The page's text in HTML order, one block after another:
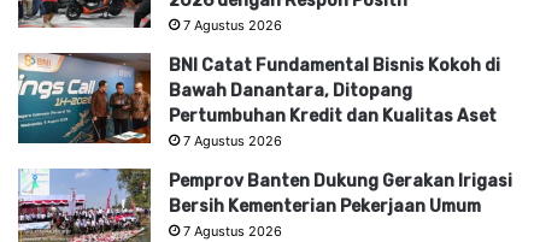
7 Agustus 2026
BNI Catat Fundamental Bisnis Kokoh di
Bawah Danantara, Ditopang
Pertumbuhan Kredit dan Kualitas Aset
7 Agustus 2026
Pemprov Banten Dukung Gerakan Irigasi
Bersih Kementerian Pekerjaan Umum
7 Agustus 2026